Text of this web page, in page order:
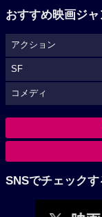
おすすめ映画ジャ
アクション
SF
コメディ
SNSでチェックす